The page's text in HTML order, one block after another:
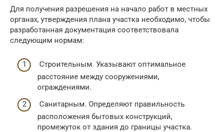
Для получения разрешения на начало работ в местных
органах, утверждения плана участка необходимо, чтобы
разработанная документация соответствовала
следующим нормам:
Строительным. Указывают оптимальное
расстояние между сооружениями,
ограждениями.
Санитарным. Определяют правильность
расположения бытовых конструкций,
промежуток от здания до границы участка.